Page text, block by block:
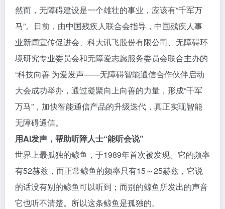
然而，无障碍建设是一个雄壮的事业，应该有“千军万
马”。日前，由中国残疾人联合会指导，中国残疾人事
业新闻宣传促进会、科大讯飞股份有限公司、无障碍环
境研究专业委员会和无障爱志愿服务委员会联合主办的
“科技向善 为爱发声——无障碍智能通信合作伙伴启动
大会成功举办，通过凝聚向上向善的力量，形成“千军
万马”，加快智能通信产品的升级迭代，真正实现智能
无障碍通信。
用AI发声 ，帮助听障人士“能听会说”
世界上最孤独的鲸鱼，于1989年首次被发现。它的频率
有52赫兹，而正常鲸鱼的频率只有15～25赫兹，它说
的话没有别的鲸鱼可以听到；而别的鲸鱼所发出的声音
它也听不清楚。所以这条鲸鱼是孤独的。